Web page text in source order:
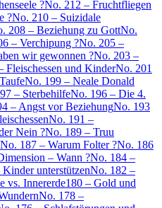
?No. 212 – Fruchtfliegen
?No. 210 – Suizidale
208 – Beziehung zu GottNo.
– Verchipung ?No. 205 –
wir gewonnen ?No. 203 –
Fleischessen und KinderNo. 201
No. 199 – Neale Donald
– SterbehilfeNo. 196 – Die 4.
– Angst vor BeziehungNo. 193
No. 191 –
Nein ?No. 189 – Truu
No. 187 – Warum Folter ?No. 186
– Wann ?No. 184 –
unterstützenNo. 182 –
vs. Innererde180 – Gold und
No. 178 –